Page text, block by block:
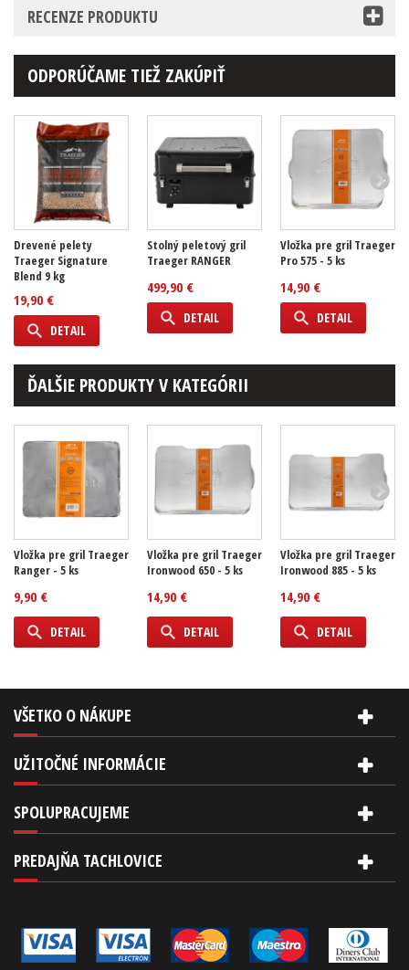
RECENZE PRODUKTU
ODPORÚČAME TIEŽ ZAKÚPIŤ
Drevené pelety
Traeger Signature
Blend 9 kg
19,90 €
DETAIL
Stolný peletový gril
Traeger RANGER
499,90 €
DETAIL
Vložka pre gril Traeger
Pro 575 - 5 ks
14,90 €
DETAIL
ĎALŠIE PRODUKTY V KATEGÓRII
Vložka pre gril Traeger
Ranger - 5 ks
9,90 €
DETAIL
Vložka pre gril Traeger
Ironwood 650 - 5 ks
14,90 €
DETAIL
Vložka pre gril Traeger
Ironwood 885 - 5 ks
14,90 €
DETAIL
VŠETKO O NÁKUPE
UŽITOČNÉ INFORMÁCIE
SPOLUPRACUJEME
PREDAJŇA TACHLOVICE